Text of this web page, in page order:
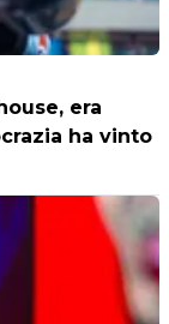
era
ha vinto